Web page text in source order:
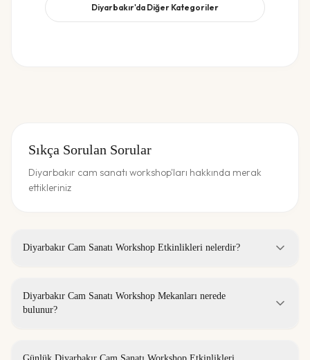
Diyarbakır'da Diğer Kategoriler
Sıkça Sorulan Sorular
Diyarbakır cam sanatı workshop'ları hakkında merak
ettikleriniz
Diyarbakır Cam Sanatı Workshop Etkinlikleri nelerdir?
Diyarbakır Cam Sanatı Workshop Mekanları nerede
bulunur?